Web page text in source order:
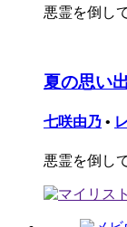
悪霊を倒し
夏の思い出
七咲由乃 •
悪霊を倒し